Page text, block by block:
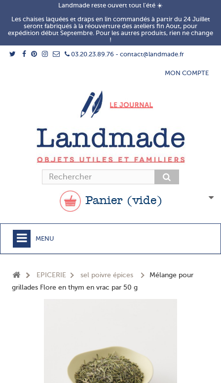
Landmade reste ouvert tout l'été ☀️
Les chaises laquées et draps en lin commandés à partir du 24 Juillet
seront fabriqués à la réouverture des ateliers fin Aout, pour
expédition début Septembre. Pour les autres produits, rien ne change
!
03.20.23.89.76 - contact@landmade.fr
MON COMPTE
Panier (vide)
MENU
ACCESSOIRES MAISON
EPICERIE sel poivre épices
Mélange pour
grillades Flore en thym en vrac par 50 g